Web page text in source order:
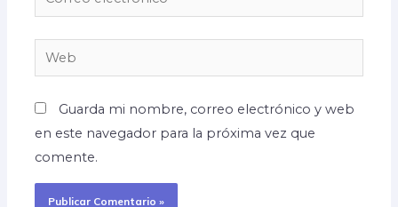
electrónico*
Web
Guarda mi nombre, correo electrónico y web
en este navegador para la próxima vez que
comente.